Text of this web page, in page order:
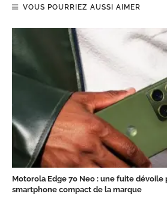
VOUS POURRIEZ AUSSI AIMER
Motorola Edge 70 Neo : une fuite dévoile
smartphone compact de la marque